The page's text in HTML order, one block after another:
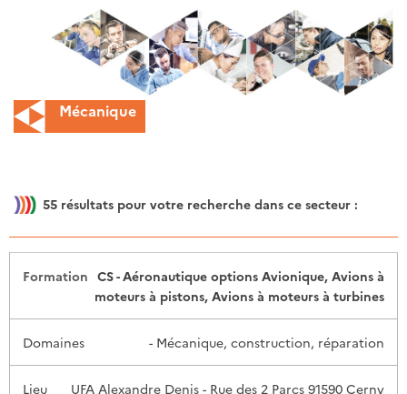
Mécanique
55 résultats pour votre recherche dans ce secteur :
Domaines Lieu
Date -
Durée
CS - Aéronautique options Avionique, Avions à
moteurs à pistons, Avions à moteurs à turbines
- Mécanique, construction, réparation
UFA Alexandre Denis - Rue des 2 Parcs 91590 Cerny